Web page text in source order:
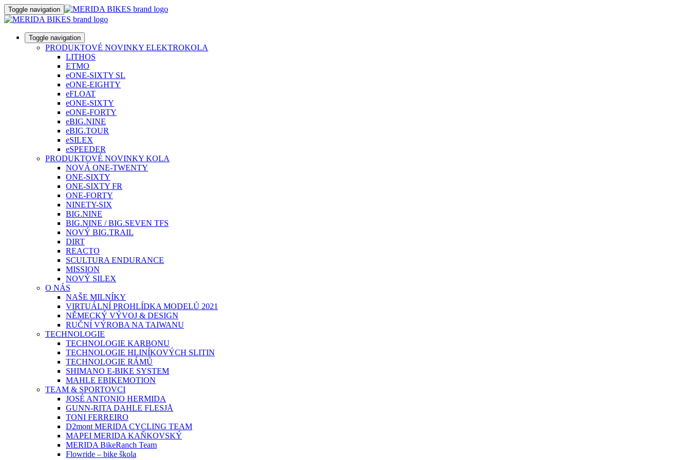
Toggle navigation
Toggle navigation
PRODUKTOVÉ NOVINKY ELEKTROKOLA
LITHOS
ETMO
eONE-SIXTY SL
eONE-EIGHTY
eFLOAT
eONE-SIXTY
eONE-FORTY
eBIG.NINE
eBIG.TOUR
eSILEX
eSPEEDER
PRODUKTOVÉ NOVINKY KOLA
NOVÁ ONE-TWENTY
ONE-SIXTY
ONE-SIXTY FR
ONE-FORTY
NINETY-SIX
BIG.NINE
BIG.NINE / BIG.SEVEN TFS
NOVÝ BIG.TRAIL
DIRT
REACTO
SCULTURA ENDURANCE
MISSION
NOVÝ SILEX
O NÁS
NAŠE MILNÍKY
VIRTUÁLNÍ PROHLÍDKA MODELŮ 2021
NĚMECKÝ VÝVOJ & DESIGN
RUČNÍ VÝROBA NA TAIWANU
TECHNOLOGIE
TECHNOLOGIE KARBONU
TECHNOLOGIE HLINÍKOVÝCH SLITIN
TECHNOLOGIE RÁMŮ
SHIMANO E-BIKE SYSTEM
MAHLE EBIKEMOTION
TEAM & SPORTOVCI
JOSÉ ANTONIO HERMIDA
GUNN-RITA DAHLE FLESJÅ
TONI FERREIRO
D2mont MERIDA CYCLING TEAM
MAPEI MERIDA KAŇKOVSKÝ
MERIDA BikeRanch Team
Flowride – bike škola